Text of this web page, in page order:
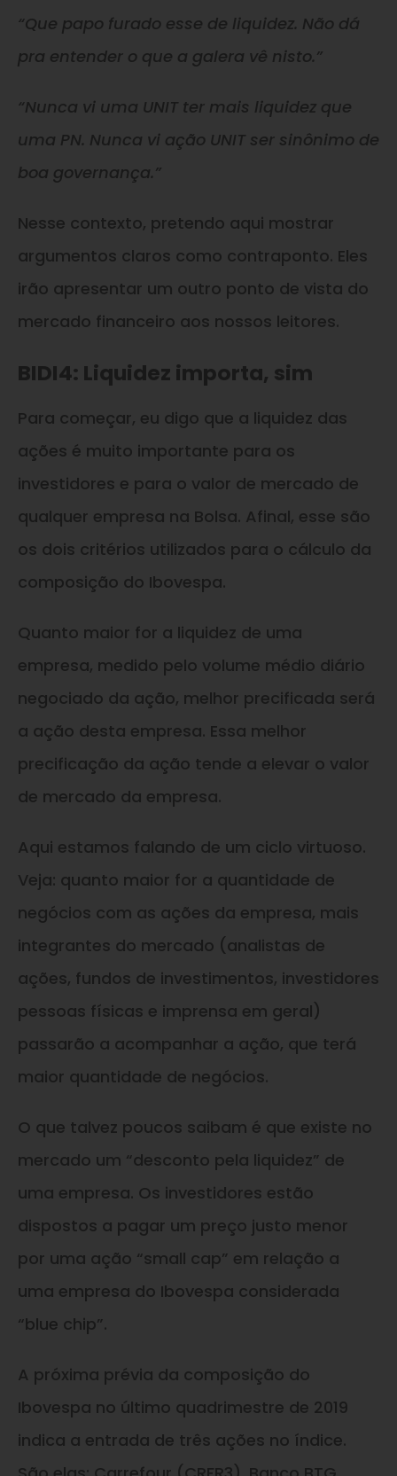
“Que papo furado esse de liquidez. Não dá
pra entender o que a galera vê nisto.”
“Nunca vi uma UNIT ter mais liquidez que
uma PN. Nunca vi ação UNIT ser sinônimo de
boa governança.”
Nesse contexto, pretendo aqui mostrar
argumentos claros como contraponto. Eles
irão apresentar um outro ponto de vista do
mercado financeiro aos nossos leitores.
BIDI4: Liquidez importa, sim
Para começar, eu digo que a liquidez das
ações é muito importante para os
investidores e para o valor de mercado de
qualquer empresa na Bolsa. Afinal, esse são
os dois critérios utilizados para o cálculo da
composição do Ibovespa.
Quanto maior for a liquidez de uma
empresa, medido pelo volume médio diário
negociado da ação, melhor precificada será
a ação desta empresa. Essa melhor
precificação da ação tende a elevar o valor
de mercado da empresa.
Aqui estamos falando de um ciclo virtuoso.
Veja: quanto maior for a quantidade de
negócios com as ações da empresa, mais
integrantes do mercado (analistas de
ações, fundos de investimentos, investidores
pessoas físicas e imprensa em geral)
passarão a acompanhar a ação, que terá
maior quantidade de negócios.
O que talvez poucos saibam é que existe no
mercado um “desconto pela liquidez” de
uma empresa. Os investidores estão
dispostos a pagar um preço justo menor
por uma ação “small cap” em relação a
uma empresa do Ibovespa considerada
“blue chip”.
A próxima prévia da composição do
Ibovespa no último quadrimestre de 2019
indica a entrada de três ações no índice.